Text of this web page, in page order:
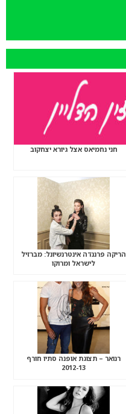
חני נחמיאס אצל גיורא יצחקוב
הריקה פרננדה אינטרנשיונל: מברזיל
לישראל ומרוקו
רנואר – תצוגת אופנה סתיו חורף
2012-13